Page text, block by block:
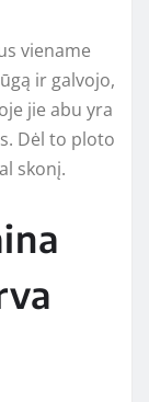
viename
ir galvojo,
jie abu yra
Dėl to ploto
skonį.